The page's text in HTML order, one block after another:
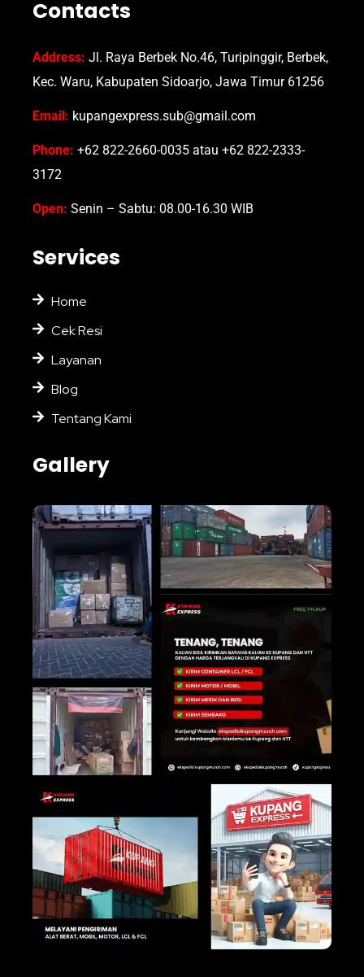
Contacts
Address: Jl. Raya Berbek No.46, Turipinggir, Berbek,
Kec. Waru, Kabupaten Sidoarjo, Jawa Timur 61256
Email: kupangexpress.sub@gmail.com
Phone: +62 822-2660-0035 atau +62 822-2333-
3172
Open: Senin – Sabtu: 08.00-16.30 WIB
Services
Home
Cek Resi
Layanan
Blog
Tentang Kami
Gallery